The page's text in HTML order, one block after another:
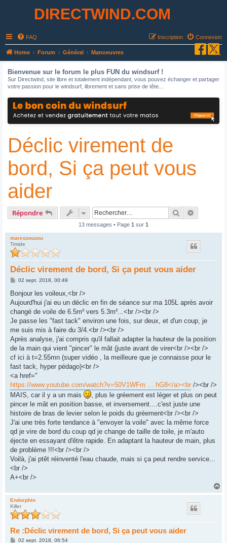
DIRECTWIND.COM
FAQ Connexion
Inscription
Home Forum Général Manoeuvres
Bienvenue sur le forum le plus FUN du windsurf !
Sur Directwind, site libre et totalement indépendant, vous pouvez échanger et partager
votre passion pour le windsurf, librement et sans prise de tête...
Déclic virement de
bord, Si ça peut vous
aider
Répondre Rechercher
13 messages • Page 1 sur 1
marcozouzou
Timide
Déclic virement de bord, Si ça peut vous aider
M
s
a
g
02 sept. 2018, 00:49
Bonjour les voileux,<br />
Aujourd'hui j'ai eu un déclic en fin de séance sur ma 105L après avoir
changé de voile de 6.5m² vers 5.3m²...<br /><br />
Je passe les "fast tack" environ une fois, sur deux, et d'un coup, je
me suis mis à faire du 3/4.<br /><br />
Après analyse, j'ai compris qu'il fallait adapter la hauteur de la position
de la main qui vient "pincer" le mât (juste avant de virer<br /><br />
cf ici à t=2.55mn (super vidéo , la meilleure que je connaisse pour le
fast tack, hyper pédago)<br />
<a href="
https://www.youtube.com/watch?v=50V1WFm ... hG8</a><br /><br />
MAIS, car il y a un mais
, plus le gréement est léger et plus on peut
pincer le mât en position basse, et inversement....c'est juste une
histoire de bras de levier selon le poids du gréement<br /><br />
J'ai une très forte tendance à "envoyer la voile" avec la même force
qd je vire de bord du coup qd je change de taille de toile, je m'auto
éjecte en essayant d'être rapide. En adaptant la hauteur de main, plus
de problème !!!<br /><br />
Voilà, j'ai ptêt réinventé l'eau chaude, mais si ça peut rendre service...
<br />
A+<br />
a
Endorphin
Killer
Re :Déclic virement de bord, Si ça peut vous aider
M02 sept. 2018, 06:54